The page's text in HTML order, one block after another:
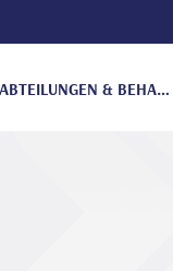
ABTEILUNGEN & BEHANDLUNGEN